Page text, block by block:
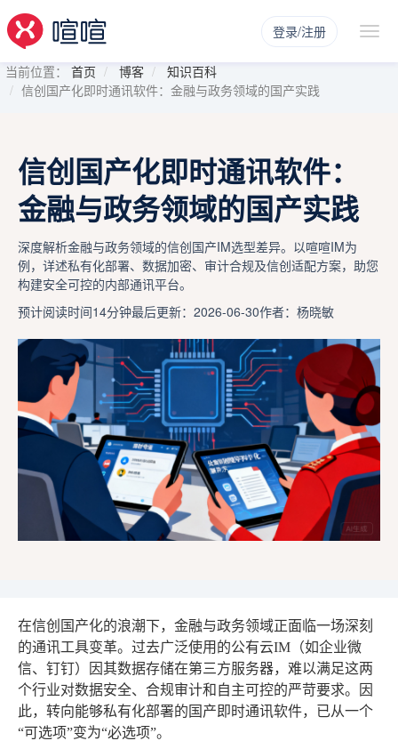
登录/注册
当前位置： 首页 博客
知识百科
信创国产化即时通讯软件：金融与政务领域的国产实践
信创国产化即时通讯软件：
金融与政务领域的国产实践
深度解析金融与政务领域的信创国产IM选型差异。以喧喧IM为
例，详述私有化部署、数据加密、审计合规及信创适配方案，助您
构建安全可控的内部通讯平台。
预计阅读时间14分钟最后更新：2026-06-30作者：杨晓敏
在信创国产化的浪潮下，金融与政务领域正面临一场深刻
的通讯工具变革。过去广泛使用的公有云IM（如企业微
信、钉钉）因其数据存储在第三方服务器，难以满足这两
个行业对数据安全、合规审计和自主可控的严苛要求。因
此，转向能够私有化部署的国产即时通讯软件，已从一个
“可选项”变为“必选项”。